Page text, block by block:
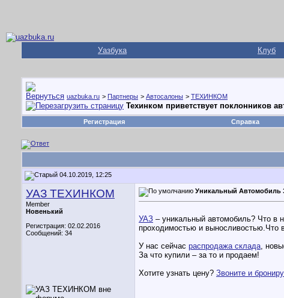
Уазбука Клуб
uazbuka.ru > Партнеры > Автосалоны > ТЕХИНКОМ
Техинком приветствует поклонников
Регистрация Справка
04.10.2019, 12:25
УАЗ ТЕХИНКОМ
Member
Новенький
Регистрация: 02.02.2016
Сообщений: 34
Уникальный
УАЗ – уникальный автомобиль? Что в
проходимостью и выносливостью.Что
У нас сейчас распродажа склада,
За что купили – за то и продаем!
Хотите узнать цену? Звоните и